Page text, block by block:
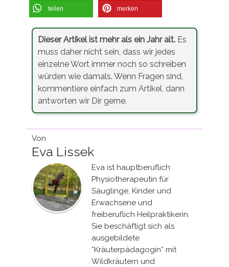
teilen merken
Dieser Artikel ist mehr als ein Jahr alt. Es
muss daher nicht sein, dass wir jedes
einzelne Wort immer noch so schreiben
würden wie damals. Wenn Fragen sind,
kommentiere einfach zum Artikel, dann
antworten wir Dir gerne.
Von
Eva Lissek
Eva ist hauptberuflich
Physiotherapeutin für
Säuglinge, Kinder und
Erwachsene und
freiberuflich Heilpraktikerin.
Sie beschäftigt sich als
ausgebildete
*Kräuterpädagogin* mit
Wildkräutern und